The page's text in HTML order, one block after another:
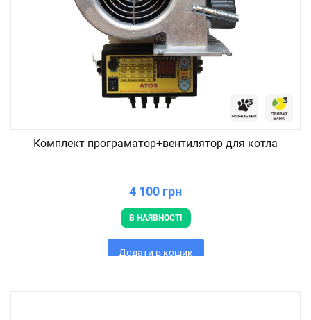
Комплект програматор+вентилятор для котла
4 100 грн
В НАЯВНОСТІ
Додати в кошик